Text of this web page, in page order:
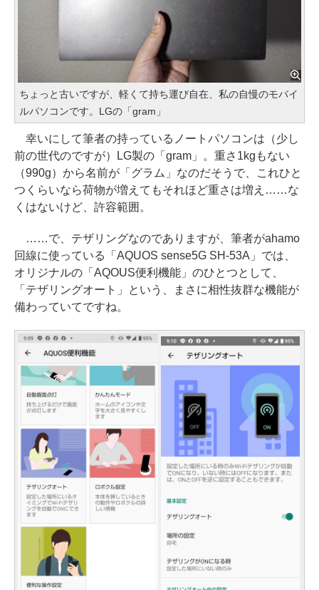
ちょっと古いですが、軽くて持ち運び自在、私の自慢のモバイ
ルパソコンです。LGの「gram」
幸いにして筆者の持っているノートパソコンは（少し
前の世代のですが）LG製の「gram」。重さ1kgもない
（990g）から名前が「グラム」なのだそうで、これひと
つくらいなら荷物が増えてもそれほど重さは増え……な
くはないけど、許容範囲。
……で、テザリングなのでありますが、筆者がahamo
回線に使っている「AQUOS sense5G SH-53A」では、
オリジナルの「AQOUS便利機能」のひとつとして、
「テザリングオート」という、まさに相性抜群な機能が
備わっていてですね。